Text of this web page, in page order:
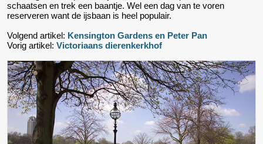
schaatsen en trek een baantje. Wel een dag van te voren
reserveren want de ijsbaan is heel populair.
Volgend artikel: Kensington Gardens en Peter Pan
Vorig artikel: Victoriaans dierenkerkhof